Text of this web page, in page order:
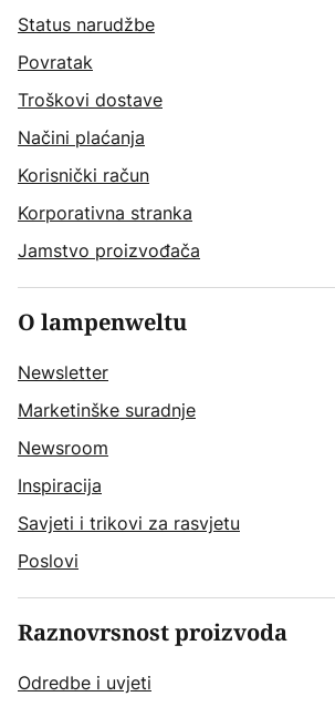
Status narudžbe
Povratak
Troškovi dostave
Načini plaćanja
Korisnički račun
Korporativna stranka
Jamstvo proizvođača
O lampenweltu
Newsletter
Marketinške suradnje
Newsroom
Inspiracija
Savjeti i trikovi za rasvjetu
Poslovi
Raznovrsnost proizvoda
Odredbe i uvjeti